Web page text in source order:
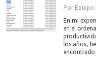
PorEquipo
En mi
en el
los años,
encontrado